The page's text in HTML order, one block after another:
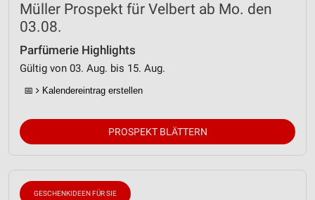
Müller Prospekt für Velbert ab Mo. den
03.08.
Parfümerie Highlights
Gültig von 03. Aug. bis 15. Aug.
📅 Kalendereintrag erstellen
PROSPEKT BLÄTTERN
GESCHENKIDEEN FÜR SIE